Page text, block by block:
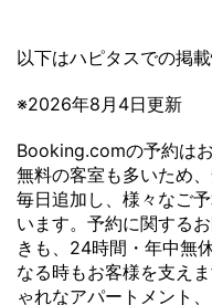
以下はハピタスでの掲載
※2026年8月4日更新
Booking.comの予約は
無料の客室も多いため
毎日追加し、様々なご
います。予約に関する
きも、24時間・年中無
なる時もお客様を支え
ゃれなアパートメント